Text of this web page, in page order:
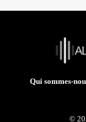
Qui sommes-
©